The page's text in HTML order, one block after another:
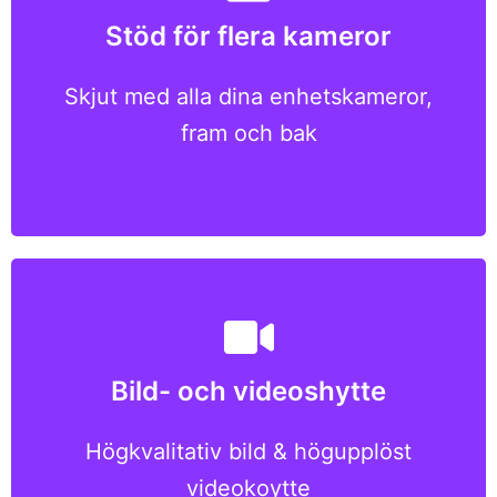
Stöd för flera kameror
Skjut med alla dina enhetskameror,
fram och bak
Optimerade kvalitetsinställningar för
varje kamera på enheten som
säkerställer bästa möjliga bilder och
videor
Bild- och videoshytte
Högkvalitativ bild & högupplöst
videokoytte
Hög upplösning, auto-kontinuerlig och
burst-läge super-snabb bildskytte;
Super High Definition videoinspelning
med timerkontroll, etc.